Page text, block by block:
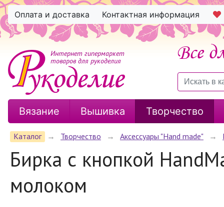
Оплата и доставка Контактная информация
Интернет гипермаркет
товаров для рукоделия
Вязание Вышивка Творчество
Каталог → Творчество → Аксессуары "Hand made" →
Бирка с кнопкой
молоком